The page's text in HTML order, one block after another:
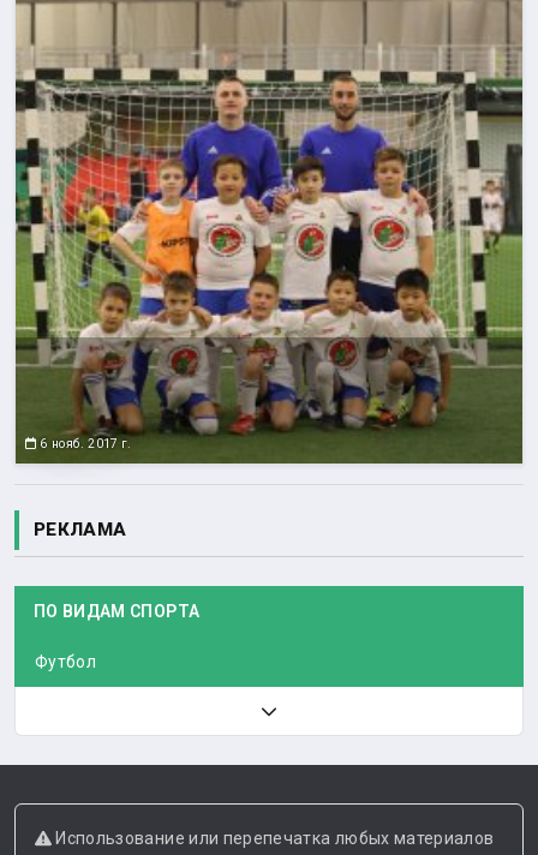
6 нояб. 2017 г.
РЕКЛАМА
ПО ВИДАМ СПОРТА
Футбол
Использование или перепечатка любых материалов